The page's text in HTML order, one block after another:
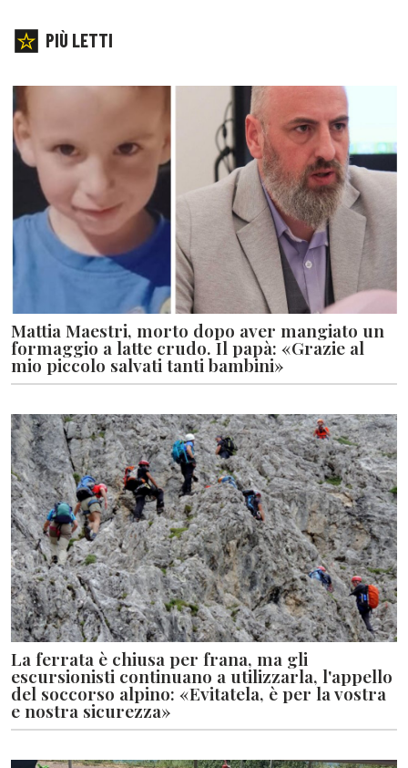
PIÙ LETTI
Mattia Maestri, morto dopo aver mangiato un
formaggio a latte crudo. Il papà: «Grazie al
mio piccolo salvati tanti bambini»
La ferrata è chiusa per frana, ma gli
escursionisti continuano a utilizzarla, l'appello
del soccorso alpino: «Evitatela, è per la vostra
e nostra sicurezza»